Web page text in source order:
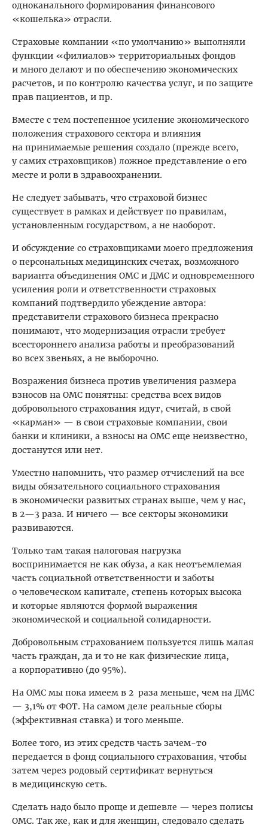
одноканального формирования финансового
«кошелька» отрасли.
Страховые компании «по умолчанию» выполняли
функции «филиалов» территориальных фондов
и много делают и по обеспечению экономических
расчетов, и по контролю качества услуг, и по защите
прав пациентов, и пр.
Вместе с тем постепенное усиление экономического
положения страхового сектора и влияния
на принимаемые решения создало (прежде всего,
у самих страховщиков) ложное представление о его
месте и роли в здравоохранении.
Не следует забывать, что страховой бизнес
существует в рамках и действует по правилам,
установленным государством, а не наоборот.
И обсуждение со страховщиками моего предложения
о персональных медицинских счетах, возможного
варианта объединения ОМС и ДМС и одновременного
усиления роли и ответ­ственности страховых
компаний подтвердило убеждение автора:
представители страхового бизнеса прекрасно
понимают, что модернизация отрасли требует
всестороннего анализа работы и преобразований
во всех звеньях, а не выборочно.
Возражения бизнеса против увеличения размера
взносов на ОМС понятны: средства всех видов
добровольного страхования идут, считай, в свой
«карман» — в свои страховые компании, свои
банки и клиники, а взносы на ОМС еще неизвестно,
достанутся или нет.
Уместно напомнить, что размер отчислений на все
виды обязательного социального страхования
в экономически развитых странах выше, чем у нас,
в 2—3 раза. И ничего — все секторы экономики
развиваются.
Только там такая налоговая нагрузка
воспринимается не как обуза, а как неотъемлемая
часть социальной ответственности и заботы
о человеческом капитале, степень которых высока
и которые являются формой выражения
экономической и социальной солидарности.
Добровольным страхованием пользуется лишь малая
часть граждан, да и то не как физические лица,
а корпоративно (до 95%).
На ОМС мы пока имеем в 2 раза меньше, чем на ДМС
— 3,1% от ФОТ. На самом деле реальные сборы
(эффективная ставка) и того меньше.
Более того, из этих средств часть зачем-то
передается в фонд социального страхования, чтобы
затем через родовый сертификат вернуться
в медицинскую сеть.
Сделать надо было проще и дешевле — через полисы
ОМС. Так же, как и для женщин, следовало сделать